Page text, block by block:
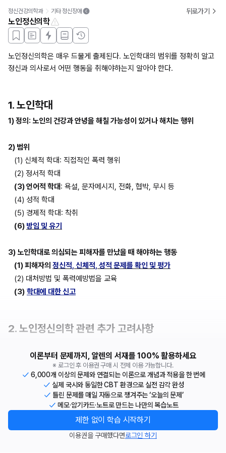
정신건강의학과 기타 정신장애 뒤로가기
노인정신의학
노인정신의학은 매우 드물게 출제된다. 노인학대의 범위를 정확히 알고
정신과 의사로서 어떤 행동을 취해야하는지 알아야 한다.
1. 노인학대
1) 정의: 노인의 건강과 안녕을 해칠 가능성이 있거나 해치는 행위
2) 범위
(1) 신체적 학대: 직접적인 폭력 행위
(2) 정서적 학대
(3) 언어적 학대: 욕설, 문자메시지, 전화, 협박, 무시 등
(4) 성적 학대
(5) 경제적 학대: 착취
(6) 방임 및 유기
3) 노인학대로 의심되는 피해자를 만났을 때 해야하는 행동
(1) 피해자의 정신적, 신체적, 성적 문제를 확인 및 평가
(2) 대처방법 및 폭력예방법을 교육
(3) 학대에 대한 신고
2. 노인정신의학 관련 추가 고려사항
이론부터 문제까지, 알렌의 서재를 100% 활용하세요
※ 로그인 후 이용권 구매 시 전체 이용 가능합니다.
6,000개 이상의 문제와 연결되는 이론으로 개념과 적용을 한 번에
실제 국시와 동일한 CBT 환경으로 실전 감각 완성
틀린 문제를 매일 자동으로 챙겨주는 ‘오늘의 문제’
메모·암기카드·노트로 만드는 나만의 복습노트
제한 없이 학습 시작하기
이용권을 구매했다면로그인 하기